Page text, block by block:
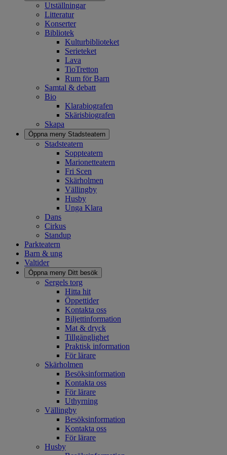
Utställningar
Litteratur
Konserter
Bibliotek
Kulturbiblioteket
Serieteket
Lava
TioTretton
Rum för Barn
Samtal & debatt
Bio
Klarabiografen
Skärisbiografen
Skapa
Öppna meny Stadsteatern
Stadsteatern
Soppteatern
Marionetteatern
Fri Scen
Skärholmen
Vällingby
Husby
Unga Klara
Dans
Cirkus
Standup
Parkteatern
Barn & ung
Valtider
Öppna meny Ditt besök
Sergels torg
Hitta hit
Öppettider
Kontakta oss
Biljettinformation
Mat & dryck
Tillgänglighet
Praktisk information
För lärare
Skärholmen
Besöksinformation
Kontakta oss
För lärare
Uthyrning
Vällingby
Besöksinformation
Kontakta oss
För lärare
Husby